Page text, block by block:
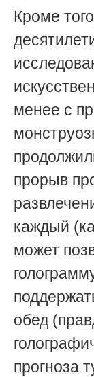
Кроме
менее с
прорыв
каждый
может
обед
прогноза